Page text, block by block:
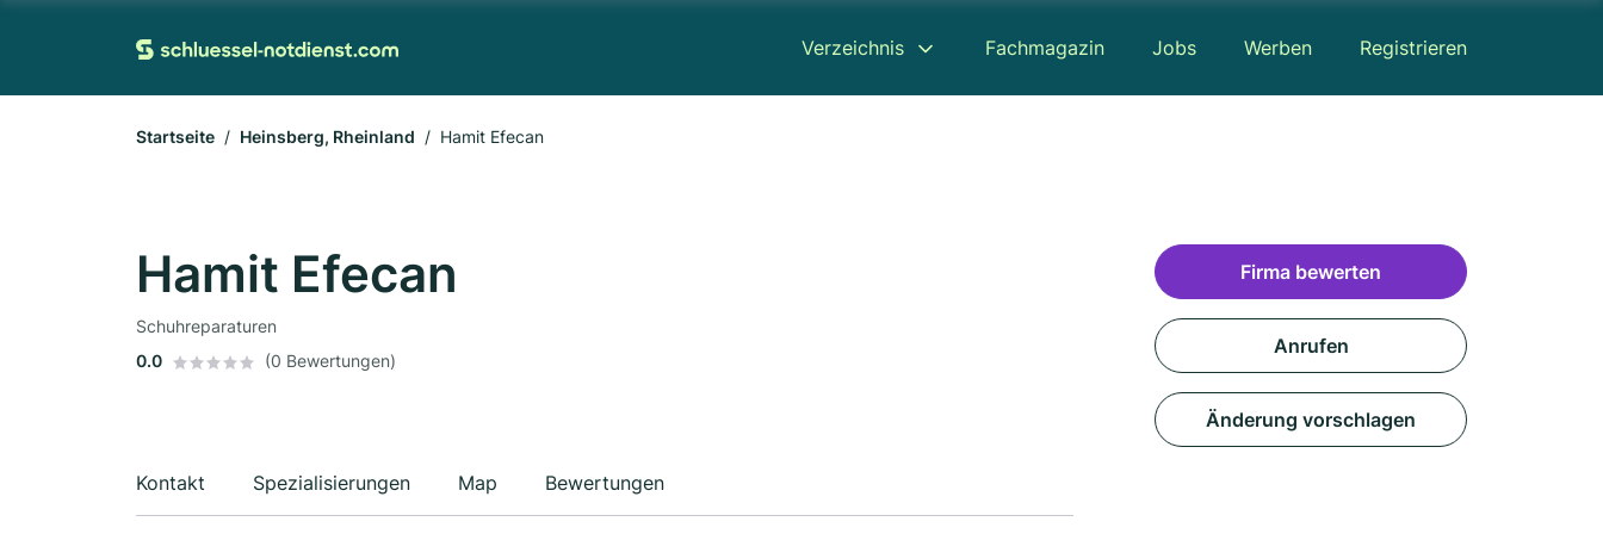
Verzeichnis Fachmagazin Jobs Werben Registrieren
Startseite Heinsberg, Rheinland Hamit Efecan
Hamit Efecan
Schuhreparaturen
0.0
(0 Bewertungen)
Kontakt Spezialisierungen Map Bewertungen
Firma bewerten
Anrufen
Änderung vorschlagen